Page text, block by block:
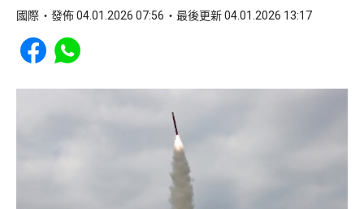
國際 發佈 04.01.2026 07:56 最後更新 04.01.2026 13:17
Share to Facebook
Share to WhatsApp